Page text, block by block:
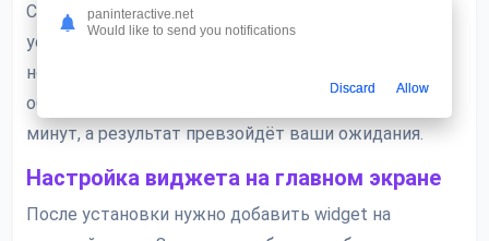
Система может запросить разрешение на
установку из неизвестных источников — это
нормально для модифицированных приложений. В
общем, весь процесс займёт не больше пары
минут, а результат превзойдёт ваши ожидания.
Настройка виджета на главном экране
После установки нужно добавить widget на
paninteractive.net
Would like to send you notifications
Discard Allow